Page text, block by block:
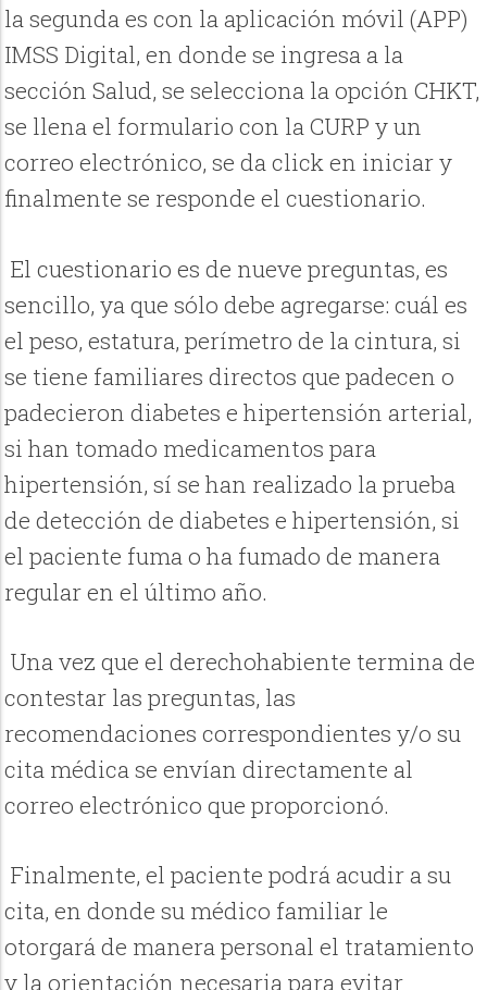
la segunda es con la aplicación móvil (APP)
IMSS Digital, en donde se ingresa a la
sección Salud, se selecciona la opción CHKT,
se llena el formulario con la CURP y un
correo electrónico, se da click en iniciar y
finalmente se responde el cuestionario.
El cuestionario es de nueve preguntas, es
sencillo, ya que sólo debe agregarse: cuál es
el peso, estatura, perímetro de la cintura, si
se tiene familiares directos que padecen o
padecieron diabetes e hipertensión arterial,
si han tomado medicamentos para
hipertensión, sí se han realizado la prueba
de detección de diabetes e hipertensión, si
el paciente fuma o ha fumado de manera
regular en el último año.
Una vez que el derechohabiente termina de
contestar las preguntas, las
recomendaciones correspondientes y/o su
cita médica se envían directamente al
correo electrónico que proporcionó.
Finalmente, el paciente podrá acudir a su
cita, en donde su médico familiar le
otorgará de manera personal el tratamiento
y la orientación necesaria para evitar